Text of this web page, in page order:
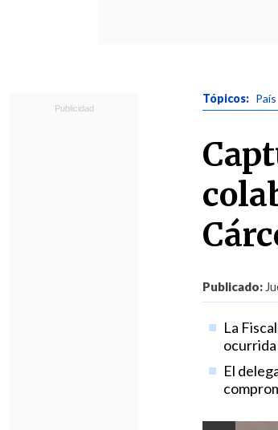
Tópicos: País
Publicado:
La
El